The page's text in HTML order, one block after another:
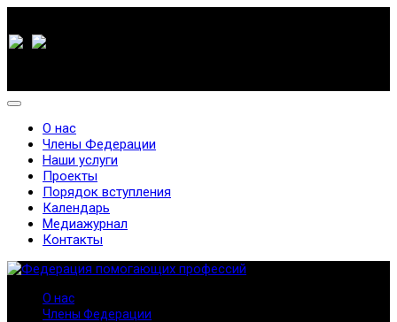
О нас
Члены Федерации
Наши услуги
Проекты
Порядок вступления
Календарь
Медиажурнал
Контакты
О нас
Члены Федерации